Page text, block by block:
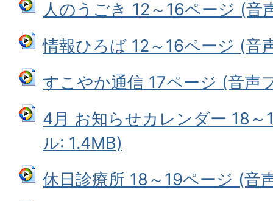
人のうごき 12～16ページ (音
情報ひろば 12～16ページ (音
すこやか通信 17ページ (音声
4月 お知らせカレンダー 18
ル: 1.4MB)
休日診療所 18～19ページ (音